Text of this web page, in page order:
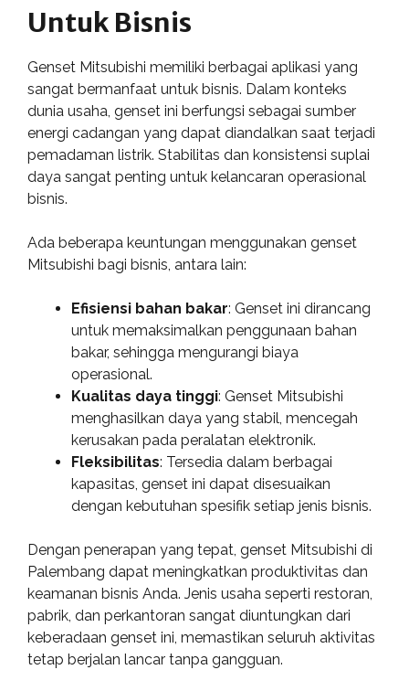
Untuk Bisnis
Genset Mitsubishi memiliki berbagai aplikasi yang
sangat bermanfaat untuk bisnis. Dalam konteks
dunia usaha, genset ini berfungsi sebagai sumber
energi cadangan yang dapat diandalkan saat terjadi
pemadaman listrik. Stabilitas dan konsistensi suplai
daya sangat penting untuk kelancaran operasional
bisnis.
Ada beberapa keuntungan menggunakan genset
Mitsubishi bagi bisnis, antara lain:
Efisiensi bahan bakar: Genset ini dirancang
untuk memaksimalkan penggunaan bahan
bakar, sehingga mengurangi biaya
operasional.
Kualitas daya tinggi: Genset Mitsubishi
menghasilkan daya yang stabil, mencegah
kerusakan pada peralatan elektronik.
Fleksibilitas: Tersedia dalam berbagai
kapasitas, genset ini dapat disesuaikan
dengan kebutuhan spesifik setiap jenis bisnis.
Dengan penerapan yang tepat, genset Mitsubishi di
Palembang dapat meningkatkan produktivitas dan
keamanan bisnis Anda. Jenis usaha seperti restoran,
pabrik, dan perkantoran sangat diuntungkan dari
keberadaan genset ini, memastikan seluruh aktivitas
tetap berjalan lancar tanpa gangguan.